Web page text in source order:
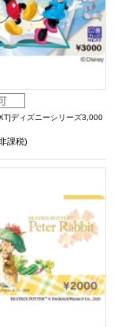
ディズニーシリーズ3,000
課税)